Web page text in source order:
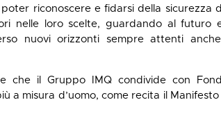
riconoscere e fidarsi della sicurezza
nelle loro scelte, guardando al futuro
nuovi orizzonti sempre attenti
che il Gruppo IMQ condivide con
a misura d’uomo, come recita il
Manifesto